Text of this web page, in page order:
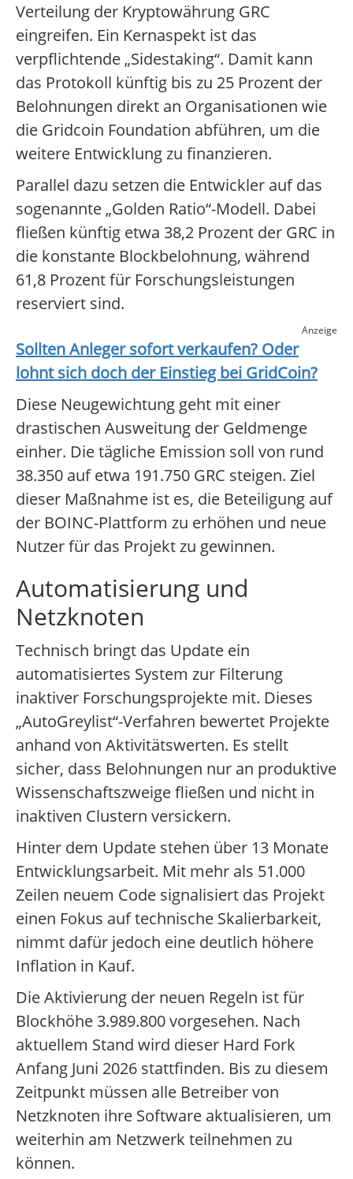
Verteilung der Kryptowährung GRC
eingreifen. Ein Kernaspekt ist das
verpflichtende „Sidestaking“. Damit kann
das Protokoll künftig bis zu 25 Prozent der
Belohnungen direkt an Organisationen wie
die Gridcoin Foundation abführen, um die
weitere Entwicklung zu finanzieren.
Parallel dazu setzen die Entwickler auf das
sogenannte „Golden Ratio“-Modell. Dabei
fließen künftig etwa 38,2 Prozent der GRC in
die konstante Blockbelohnung, während
61,8 Prozent für Forschungsleistungen
reserviert sind.
Anzeige
Sollten Anleger sofort verkaufen? Oder
lohnt sich doch der Einstieg bei GridCoin?
Diese Neugewichtung geht mit einer
drastischen Ausweitung der Geldmenge
einher. Die tägliche Emission soll von rund
38.350 auf etwa 191.750 GRC steigen. Ziel
dieser Maßnahme ist es, die Beteiligung auf
der BOINC-Plattform zu erhöhen und neue
Nutzer für das Projekt zu gewinnen.
Automatisierung und
Netzknoten
Technisch bringt das Update ein
automatisiertes System zur Filterung
inaktiver Forschungsprojekte mit. Dieses
„AutoGreylist“-Verfahren bewertet Projekte
anhand von Aktivitätswerten. Es stellt
sicher, dass Belohnungen nur an produktive
Wissenschaftszweige fließen und nicht in
inaktiven Clustern versickern.
Hinter dem Update stehen über 13 Monate
Entwicklungsarbeit. Mit mehr als 51.000
Zeilen neuem Code signalisiert das Projekt
einen Fokus auf technische Skalierbarkeit,
nimmt dafür jedoch eine deutlich höhere
Inflation in Kauf.
Die Aktivierung der neuen Regeln ist für
Blockhöhe 3.989.800 vorgesehen. Nach
aktuellem Stand wird dieser Hard Fork
Anfang Juni 2026 stattfinden. Bis zu diesem
Zeitpunkt müssen alle Betreiber von
Netzknoten ihre Software aktualisieren, um
weiterhin am Netzwerk teilnehmen zu
können.